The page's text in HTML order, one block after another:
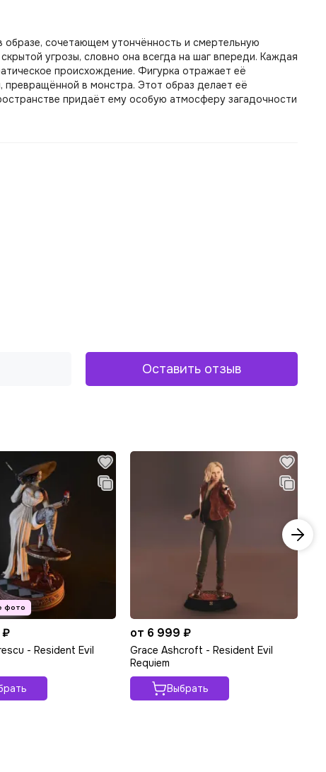
образе, сочетающем утончённость и смертельную
угрозы, словно она всегда на шаг впереди. Каждая
происхождение. Фигурка отражает её
превращённой в монстра. Этот образ делает её
придаёт ему особую атмосферу загадочности
Оставить отзыв
₽
- Resident Evil
от 6 999 ₽
Grace Ashcroft - Resident Evil
Requiem
Выбрать